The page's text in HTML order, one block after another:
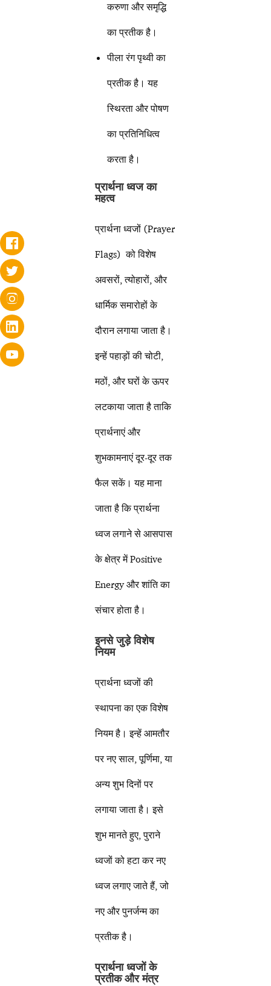
करुणा और समृद्धि
का प्रतीक है।
पीला रंग पृथ्वी का
प्रतीक है। यह
स्थिरता और पोषण
का प्रतिनिधित्व
करता है।
प्रार्थना ध्वज का
महत्व
प्रार्थना ध्वजों (Prayer
Flags) को विशेष
अवसरों, त्योहारों, और
धार्मिक समारोहों के
दौरान लगाया जाता है।
इन्हें पहाड़ों की चोटी,
मठों, और घरों के ऊपर
लटकाया जाता है ताकि
प्रार्थनाएं और
शुभकामनाएं दूर-दूर तक
फैल सकें। यह माना
जाता है कि प्रार्थना
ध्वज लगाने से आसपास
के क्षेत्र में Positive
Energy और शांति का
संचार होता है।
इनसे जुड़े विशेष
नियम
प्रार्थना ध्वजों की
स्थापना का एक विशेष
नियम है। इन्हें आमतौर
पर नए साल, पूर्णिमा, या
अन्य शुभ दिनों पर
लगाया जाता है। इसे
शुभ मानते हुए, पुराने
ध्वजों को हटा कर नए
ध्वज लगाए जाते हैं, जो
नए और पुनर्जन्म का
प्रतीक है।
प्रार्थना ध्वजों के
प्रतीक और मंत्र